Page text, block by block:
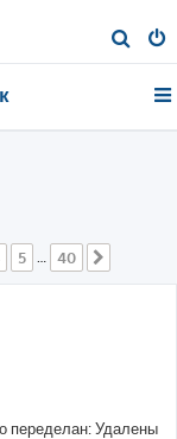
о
40
5 40
переделан: Удалены